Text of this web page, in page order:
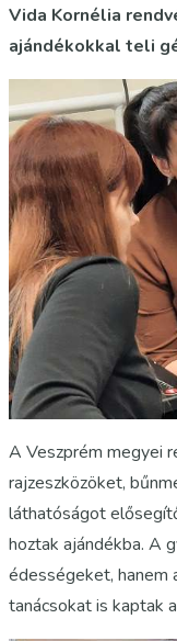
Vida Kornélia
ajándékokkal teli
A Veszprém megyei
rajzeszközöket,
láthatóságot
hoztak ajándékba. A
édességeket, hanem
tanácsokat is kaptak